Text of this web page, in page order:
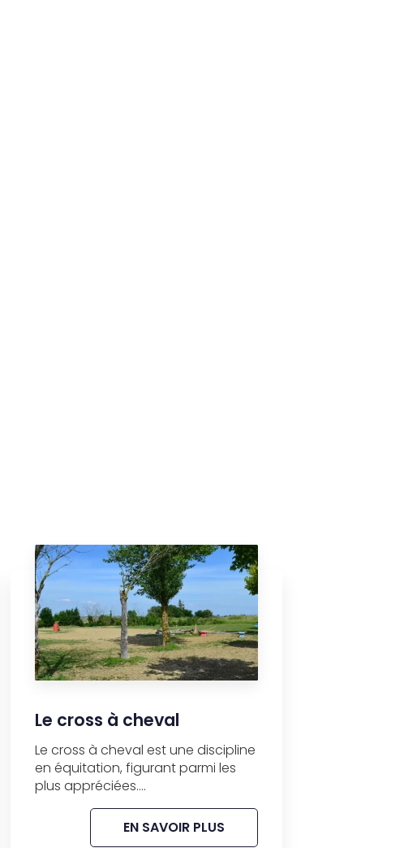
Le cross à cheval
Le cross à cheval est une discipline
en équitation, figurant parmi les
plus appréciées....
EN SAVOIR PLUS